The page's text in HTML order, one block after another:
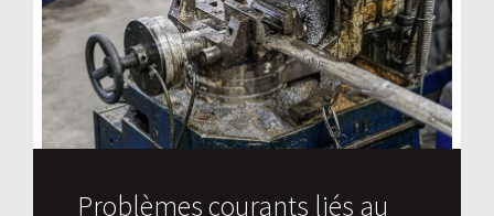
Problèmes courants liés au